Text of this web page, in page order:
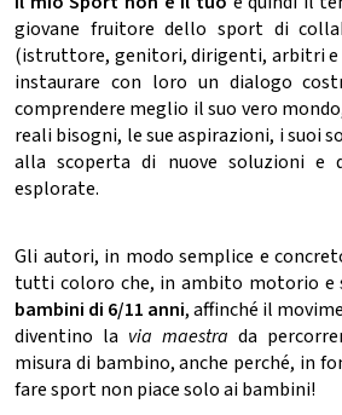
giovane fruitore dello sport di
(istruttore, genitori, dirigenti, arbitri e
instaurare con loro un dialogo
comprendere meglio il suo vero
reali bisogni, le sue aspirazioni, i suoi
alla scoperta di nuove soluzioni e
esplorate.
Gli autori, in modo semplice e
tutti coloro che, in ambito motorio e
bambini di 6/11 anni, affinché il
diventino la via maestra da
misura di bambino, anche perché, in
fare sport non piace solo ai bambini!